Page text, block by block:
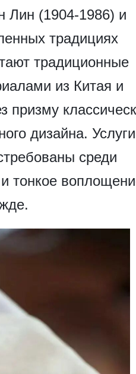
Лин (1904-1986) и
традициях
традиционные
из Китая и
призму
дизайна. Услуги
среди
и тонкое